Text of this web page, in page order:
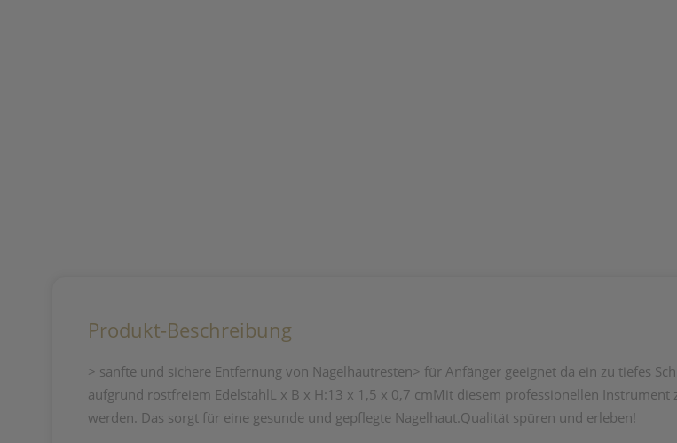
Produkt-Beschreibung
> sanfte und sichere Entfernung von Nagelhautresten> für Anfänger geeignet da ein zu tiefes
aufgrund rostfreiem EdelstahlL x B x H:13 x 1,5 x 0,7 cmMit diesem professionellen
werden. Das sorgt für eine gesunde und gepflegte Nagelhaut.Qualität spüren und erleben!